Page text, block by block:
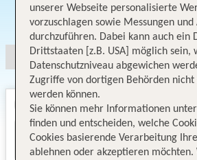
unserer Webseite personalisierte
vorzuschlagen sowie Messungen und
durchzuführen. Dabei kann auch ein
Drittstaaten [z.B. USA] möglich sein,
Datenschutzniveau abgewichen
Zugriffe von dortigen Behörden nicht
werden können.
Sie können mehr Informationen
finden und entscheiden, welche
Cookies basierende Verarbeitung
ablehnen oder akzeptieren möchten.